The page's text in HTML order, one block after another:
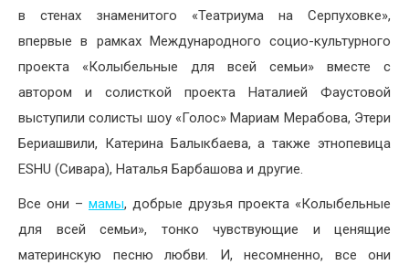
в стенах знаменитого «Театриума на Серпуховке»,
впервые в рамках Международного социо-культурного
проекта «Колыбельные для всей семьи» вместе с
автором и солисткой проекта Наталией Фаустовой
выступили солисты шоу «Голос» Мариам Мерабова, Этери
Бериашвили, Катерина Балыкбаева, а также этнопевица
ESHU (Сивара), Наталья Барбашова и другие.
Все они – мамы, добрые друзья проекта «Колыбельные
для всей семьи», тонко чувствующие и ценящие
материнскую песню любви. И, несомненно, все они